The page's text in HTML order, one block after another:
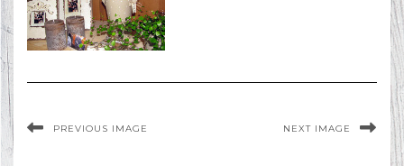
PREVIOUS IMAGE NEXT IMAGE